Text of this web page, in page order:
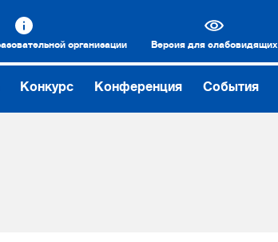
организации Версия для слабовидящих
Конкурс Конференция События